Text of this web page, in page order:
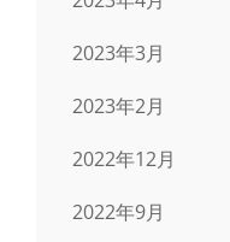
2023年3月
2023年2月
2022年12月
2022年9月